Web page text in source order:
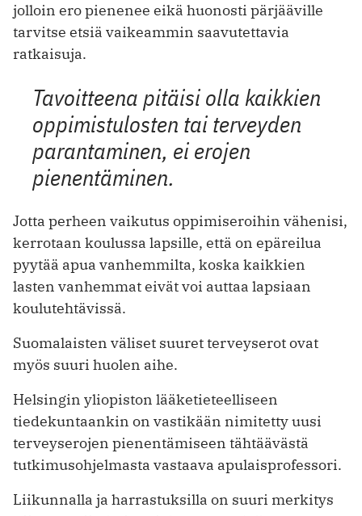
jolloin ero pienenee eikä huonosti pärjääville
tarvitse etsiä vaikeammin saavutettavia
ratkaisuja.
Tavoitteena pitäisi olla kaikkien
oppimistulosten tai terveyden
parantaminen, ei erojen
pienentäminen.
Jotta perheen vaikutus oppimiseroihin vähenisi,
kerrotaan koulussa lapsille, että on epäreilua
pyytää apua vanhemmilta, koska kaikkien
lasten vanhemmat eivät voi auttaa lapsiaan
koulutehtävissä.
Suomalaisten väliset suuret terveyserot ovat
myös suuri huolen aihe.
Helsingin yliopiston lääketieteelliseen
tiedekuntaankin on vastikään nimitetty uusi
terveyserojen pienentämiseen tähtäävästä
tutkimusohjelmasta vastaava apulaisprofessori.
Liikunnalla ja harrastuksilla on suuri merkitys